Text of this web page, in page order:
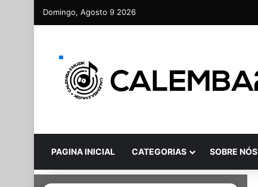
Domingo, Agosto 9 2026
PAGINA INICIAL CATEGORIAS SOBRE NÓS